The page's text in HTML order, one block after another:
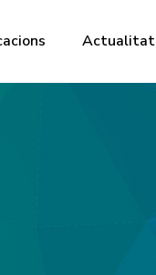
Actualitat